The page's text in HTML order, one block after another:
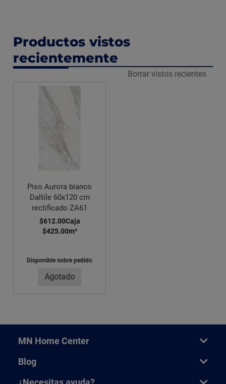
Productos vistos
recientemente
Borrar vistos recientes
Piso Aurora bianco
Daltile 60x120 cm
rectificado ZA61
$612.00Caja
$425.00m²
Disponible sobre pedido
Agotado
MN Home Center
Blog